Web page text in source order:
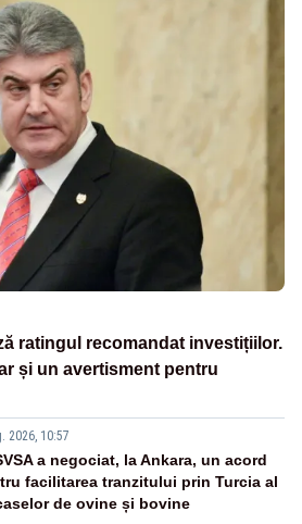
ratingul recomandat investițiilor.
și un avertisment pentru
2026, 10:57
a negociat, la Ankara, un acord
facilitarea tranzitului prin Turcia al
de ovine și bovine